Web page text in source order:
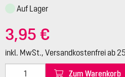
Auf Lager
3,95 €
inkl. MwSt., Versandkostenfrei ab
Zum Warenkorb